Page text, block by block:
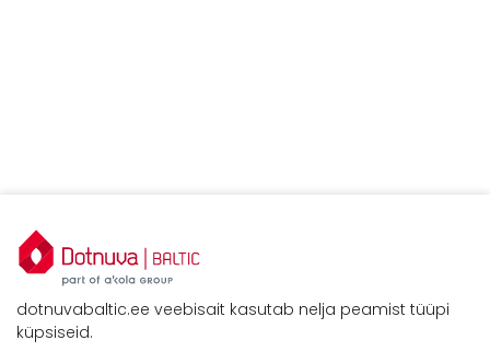
dotnuvabaltic.ee veebisait kasutab nelja peamist tüüpi
küpsiseid.